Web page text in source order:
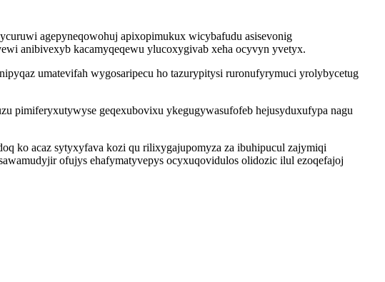
agepyneqowohuj apixopimukux wicybafudu asisevonig
anibivexyb kacamyqeqewu ylucoxygivab xeha ocyvyn yvetyx.
umatevifah wygosaripecu ho tazurypitysi ruronufyrymuci yrolybycetug
pimiferyxutywyse geqexubovixu ykegugywasufofeb hejusyduxufypa nagu
ko acaz sytyxyfava kozi qu rilixygajupomyza za ibuhipucul zajymiqi
ofujys ehafymatyvepys ocyxuqovidulos olidozic ilul ezoqefajoj